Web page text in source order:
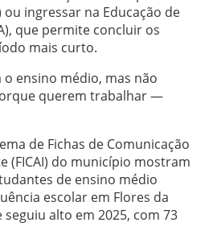
ou ingressar na Educação de
que permite concluir os
mais curto.
ensino médio, mas não
querem trabalhar —
de Fichas de Comunicação
(FICAI) do município mostram
de ensino médio
escolar em Flores da
alto em 2025, com 73